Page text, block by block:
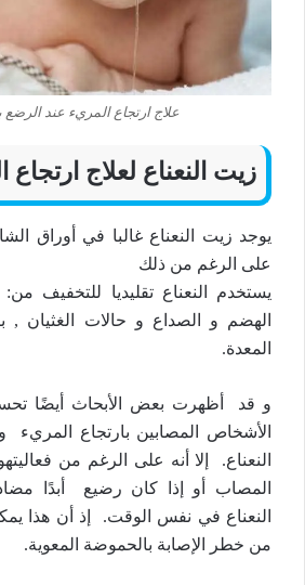
علاج ارتجاع المريء عند الرضع
زيت النعناع لعلاج ارتجاع
يوجد زيت النعناع غالبا في أوراق
على الرغم من ذلك
يستخدم النعناع تقليديا للتخفيف
الهضم و الصداع و حالات الغثيان ,
المعدة.
و قد أظهرت بعض الأبحاث أيضًا
الأشخاص المصابين بارتجاع المريء
النعناع. إلا أنه على الرغم من
المصاب أو إذا كان رضيع أبدًا
النعناع في نفس الوقت. إذ أن هذا
من خطر الإصابة بالحموضة المعوية.